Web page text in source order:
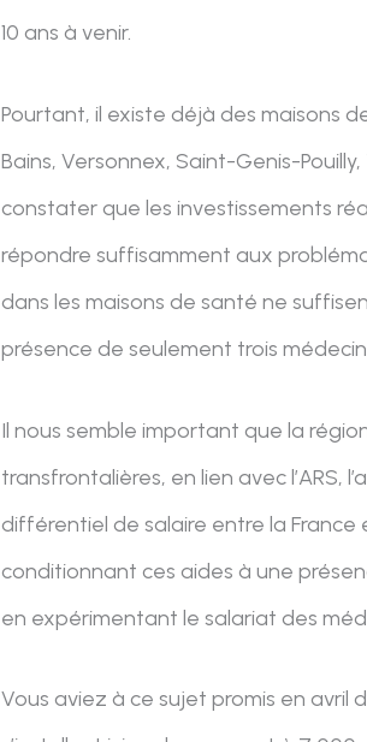
10 ans à venir.
Pourtant, il existe déjà des maisons
Bains, Versonnex, Saint-Genis-
constater que les investissements
répondre suffisamment aux
dans les maisons de santé ne
présence de seulement trois
Il nous semble important que la
transfrontalières, en lien avec l’ARS,
différentiel de salaire entre la France
conditionnant ces aides à une
en expérimentant le salariat des
Vous aviez à ce sujet promis en avril